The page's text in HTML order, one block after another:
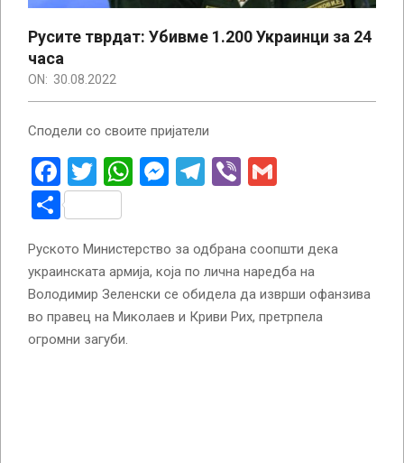
Русите тврдат: Убивме 1.200 Украинци за 24
часа
ON: 30.08.2022
Сподели со своите пријатели
Facebook
Twitter
WhatsApp
Messenger
Telegram
Viber
Share
Руското Министерство за одбрана соопшти дека
украинската армија, која по лична наредба на
Володимир Зеленски се обидела да изврши офанзива
во правец на Миколаев и Криви Рих, претрпела
огромни загуби.